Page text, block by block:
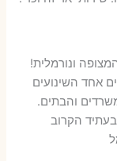
ונורמלית!
אחד השינועים
והבתים.
הקרוב